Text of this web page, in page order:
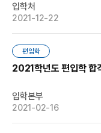
입학처
2021-12-22
편입학
2021학년도 편입학 합
입학본부
2021-02-16